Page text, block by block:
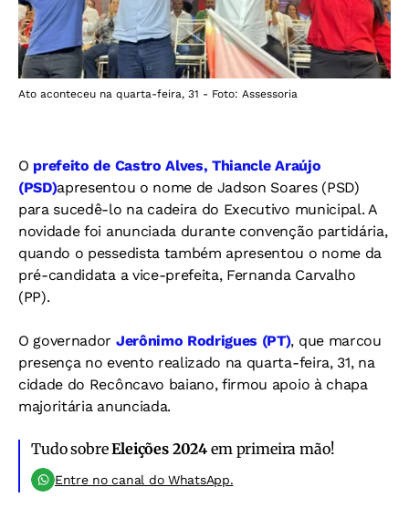
Ato aconteceu na quarta-feira, 31 - Foto: Assessoria
O prefeito de Castro Alves, Thiancle Araújo
(PSD)apresentou o nome de Jadson Soares (PSD)
para sucedê-lo na cadeira do Executivo municipal. A
novidade foi anunciada durante convenção partidária,
quando o pessedista também apresentou o nome da
pré-candidata a vice-prefeita, Fernanda Carvalho
(PP).
O governador Jerônimo Rodrigues (PT), que marcou
presença no evento realizado na quarta-feira, 31, na
cidade do Recôncavo baiano, firmou apoio à chapa
majoritária anunciada.
Tudo sobreEleições 2024 em primeira mão!
Entre no canal do WhatsApp.